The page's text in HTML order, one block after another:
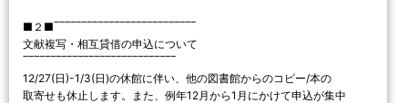
■２■‾‾‾‾‾‾‾‾‾‾‾‾‾‾‾‾‾‾‾‾‾‾‾‾‾‾
文献複写・相互貸借の申込について
‾‾‾‾‾‾‾‾‾‾‾‾‾‾‾‾‾‾‾‾‾‾‾‾‾‾‾‾
12/27(日)-1/3(日)の休館に伴い、他の図書館からのコピー/本の
取寄せも休止します。また、例年12月から1月にかけて申込が集中